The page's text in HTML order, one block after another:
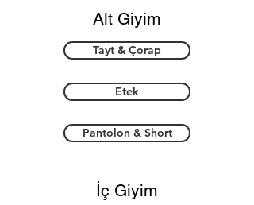
Alt Giyim
Tayt & Çorap
Etek
Pantolon & Short
İç Giyim